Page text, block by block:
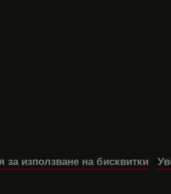
за използване на бисквитки